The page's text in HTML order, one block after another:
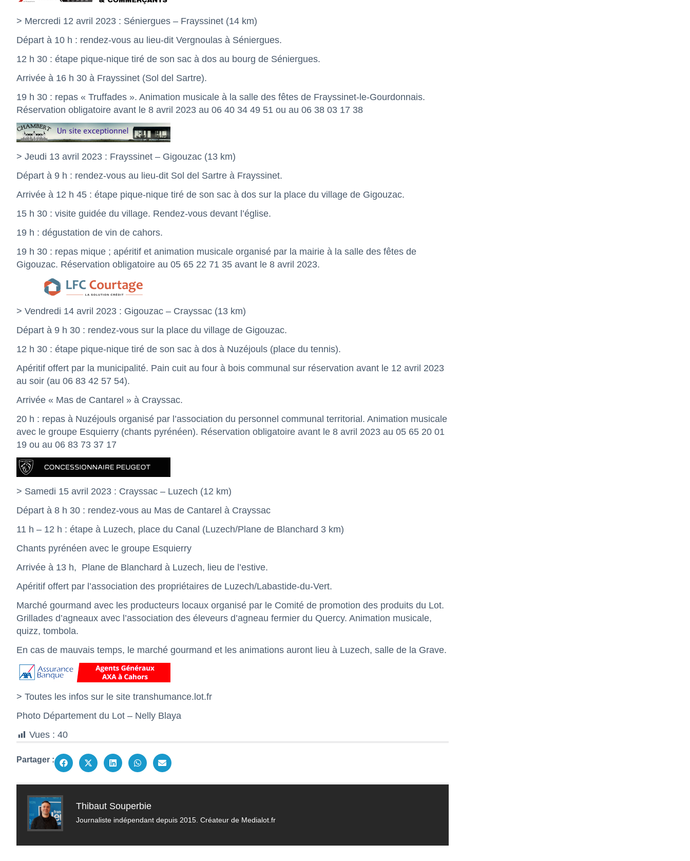
> Mercredi 12 avril 2023 : Séniergues – Frayssinet (14 km)
Départ à 10 h : rendez-vous au lieu-dit Vergnoulas à Séniergues.
12 h 30 : étape pique-nique tiré de son sac à dos au bourg de Séniergues.
Arrivée à 16 h 30 à Frayssinet (Sol del Sartre).
19 h 30 : repas « Truffades ». Animation musicale à la salle des fêtes de Frayssinet-le-Gourdonnais.
Réservation obligatoire avant le 8 avril 2023 au 06 40 34 49 51 ou au 06 38 03 17 38
> Jeudi 13 avril 2023 : Frayssinet – Gigouzac (13 km)
Départ à 9 h : rendez-vous au lieu-dit Sol del Sartre à Frayssinet.
Arrivée à 12 h 45 : étape pique-nique tiré de son sac à dos sur la place du village de Gigouzac.
15 h 30 : visite guidée du village. Rendez-vous devant l’église.
19 h : dégustation de vin de cahors.
19 h 30 : repas mique ; apéritif et animation musicale organisé par la mairie à la salle des fêtes de
Gigouzac. Réservation obligatoire au 05 65 22 71 35 avant le 8 avril 2023.
> Vendredi 14 avril 2023 : Gigouzac – Crayssac (13 km)
Départ à 9 h 30 : rendez-vous sur la place du village de Gigouzac.
12 h 30 : étape pique-nique tiré de son sac à dos à Nuzéjouls (place du tennis).
Apéritif offert par la municipalité. Pain cuit au four à bois communal sur réservation avant le 12 avril 2023
au soir (au 06 83 42 57 54).
Arrivée « Mas de Cantarel » à Crayssac.
20 h : repas à Nuzéjouls organisé par l’association du personnel communal territorial. Animation musicale
avec le groupe Esquierry (chants pyrénéen). Réservation obligatoire avant le 8 avril 2023 au 05 65 20 01
19 ou au 06 83 73 37 17
> Samedi 15 avril 2023 : Crayssac – Luzech (12 km)
Départ à 8 h 30 : rendez-vous au Mas de Cantarel à Crayssac
11 h – 12 h : étape à Luzech, place du Canal (Luzech/Plane de Blanchard 3 km)
Chants pyrénéen avec le groupe Esquierry
Arrivée à 13 h, Plane de Blanchard à Luzech, lieu de l’estive.
Apéritif offert par l’association des propriétaires de Luzech/Labastide-du-Vert.
Marché gourmand avec les producteurs locaux organisé par le Comité de promotion des produits du Lot.
Grillades d’agneaux avec l’association des éleveurs d’agneau fermier du Quercy. Animation musicale,
quizz, tombola.
En cas de mauvais temps, le marché gourmand et les animations auront lieu à Luzech, salle de la Grave.
> Toutes les infos sur le site transhumance.lot.fr
Photo Département du Lot – Nelly Blaya
Vues : 40
Partager :
Thibaut Souperbie
Journaliste indépendant depuis 2015. Créateur de Medialot.fr